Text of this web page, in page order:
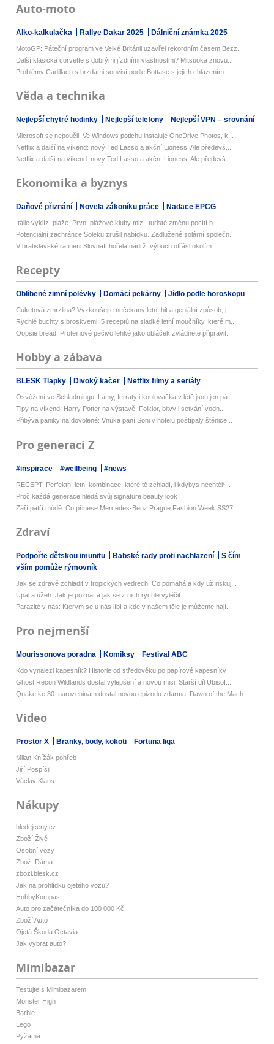
Auto-moto
Alko-kalkulačka Rallye Dakar 2025 Dálniční známka 2025
MotoGP: Páteční program ve Velké Británii uzavřel rekordním časem Bezz...
Další klasická corvette s dobrými jízdními vlastnostmi? Mitsuoka znovu...
Problémy Cadillacu s brzdami souvisí podle Bottase s jejich chlazením
Věda a technika
Nejlepší chytré hodinky Nejlepší telefony Nejlepší VPN – srovnání
Microsoft se nepoučil. Ve Windows potichu instaluje OneDrive Photos, k...
Netflix a další na víkend: nový Ted Lasso a akční Lioness. Ale předevš...
Netflix a další na víkend: nový Ted Lasso a akční Lioness. Ale předevš...
Ekonomika a byznys
Daňové přiznání Novela zákoníku práce Nadace EPCG
Itálie vyklízí pláže. První plážové kluby mizí, turisté změnu pocítí b...
Potenciální zachránce Soleku zrušil nabídku. Zadlužené solární společn...
V bratislavské rafinerii Slovnaft hořela nádrž, výbuch otřásl okolím
Recepty
Oblíbené zimní polévky Domácí pekárny Jídlo podle horoskopu
Cuketová zmrzlina? Vyzkoušejte nečekaný letní hit a geniální způsob, j...
Rychlé buchty s broskvemi: 5 receptů na sladké letní moučníky, které m...
Oopsie bread: Proteinové pečivo lehké jako obláček zvládnete připravit...
Hobby a zábava
BLESK Tlapky Divoký kačer Netflix filmy a seriály
Osvěžení ve Schladmingu: Lamy, ferraty i koulovačka v létě jsou jen pá...
Tipy na víkend: Harry Potter na výstavě! Folklor, bitvy i setkání vodn...
Přibývá paniky na dovolené: Vnuka paní Soni v hotelu poštípaly štěnice...
Pro generaci Z
#inspirace #wellbeing #news
RECEPT: Perfektní letní kombinace, které tě zchladí, i kdybys nechtěl*...
Proč každá generace hledá svůj signature beauty look
Září patří módě: Co přinese Mercedes-Benz Prague Fashion Week SS27
Zdraví
Podpořte dětskou imunitu Babské rady proti nachlazení
S čím
vším pomůže rýmovník
Jak se zdravě zchladit v tropických vedrech: Co pomáhá a kdy už riskuj...
Úpal a úžeh: Jak je poznat a jak se z nich rychle vyléčit
Parazité v nás: Kterým se u nás líbí a kde v našem těle je můžeme nají...
Pro nejmenší
Mourissonova poradna Komiksy Festival ABC
Kdo vynalezl kapesník? Historie od středověku po papírové kapesníky
Ghost Recon Wildlands dostal vylepšení a novou misi. Starší díl Ubisof...
Quake ke 30. narozeninám dostal novou epizodu zdarma. Dawn of the Mach...
Video
Prostor X Branky, body, kokoti Fortuna liga
Milan Knížák pohřeb
Jiří Pospíšil
Václav Klaus
Nákupy
hledejceny.cz
Zboží Živě
Osobní vozy
Zboží Dáma
zbozi.blesk.cz
Jak na prohlídku ojetého vozu?
HobbyKompas
Auto pro začátečníka do 100 000 Kč
Zboží Auto
Ojetá Škoda Octavia
Jak vybrat auto?
Mimibazar
Testujte s Mimibazarem
Monster High
Barbie
Lego
Pyžama